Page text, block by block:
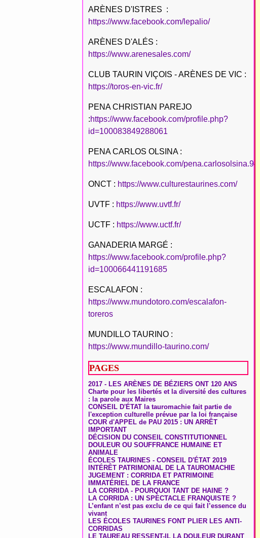
ARÈNES D'ISTRES :
https://www.facebook.com/lepalio/
ARÈNES D'ALÉS :
https://www.arenesales.com/
CLUB TAURIN VIÇOIS - ARÈNES DE VIC :
https://toros-en-vic.fr/
PENA CHRISTIAN PAREJO
:https://www.facebook.com/profile.php?
id=100083849288061
PENA CARLOS OLSINA :
https://www.facebook.com/pena.carlosolsina.94
ONCT : https://www.culturestaurines.com/
UVTF : https://www.uvtf.fr/
UCTF : https://www.uctf.fr/
GANADERIA MARGÉ :
https://www.facebook.com/profile.php?
id=100066441191685
ESCALAFON :
https://www.mundotoro.com/escalafon-
toreros
MUNDILLO TAURINO :
https://www.mundillo-taurino.com/
PAGES
2017 - LES ARÈNES DE BÉZIERS ONT 120 ANS
Charte pour les libertés et la diversité des cultures
: la parole aux Maires
CONSEIL D'ÉTAT la tauromachie fait partie de
l'exception culturelle prévue par la loi française
COUR d'APPEL de PAU 2015 : UN ARRÊT
IMPORTANT
DÉCISION DU CONSEIL CONSTITUTIONNEL
DOULEUR OU SOUFFRANCE HUMAINE ET
ANIMALE
ÉCOLES TAURINES - CONSEIL D'ÉTAT 2019
INTÉRÊT PATRIMONIAL DE LA TAUROMACHIE
JUGEMENT : CORRIDA ET PATRIMOINE
IMMATÉRIEL DE LA FRANCE
LA CORRIDA - POURQUOI TANT DE HAINE ?
LA CORRIDA : UN SPECTACLE FRANQUISTE ?
L’enfant n’est pas exclu de ce qui fait l’essence du
vivant
LES ÉCOLES TAURINES FONT PLIER LES ANTI-
CORRIDAS
LE TAUREAU RESSENT-IL LA DOULEUR DURANT